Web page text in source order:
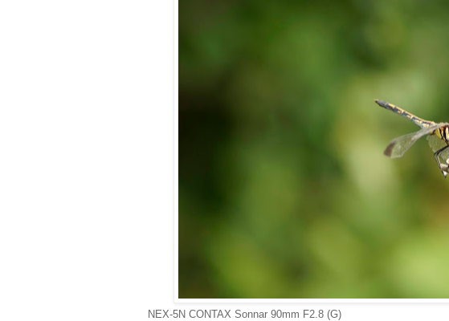
NEX-5N CONTAX Sonnar 90mm F2.8 (G)